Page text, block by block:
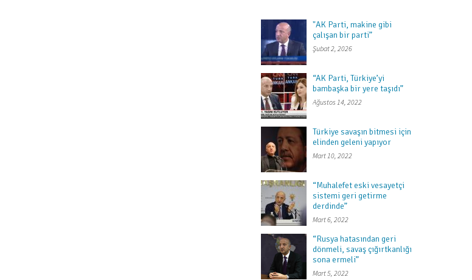
"AK Parti, makine gibi
çalışan bir parti”
Şubat 2, 2026
“AK Parti, Türkiye’yi
bambaşka bir yere taşıdı”
Ağustos 14, 2022
Türkiye savaşın bitmesi için
elinden geleni yapıyor
Mart 10, 2022
“Muhalefet eski vesayetçi
sistemi geri getirme
derdinde”
Mart 6, 2022
“Rusya hatasından geri
dönmeli, savaş çığırtkanlığı
sona ermeli”
Mart 5, 2022